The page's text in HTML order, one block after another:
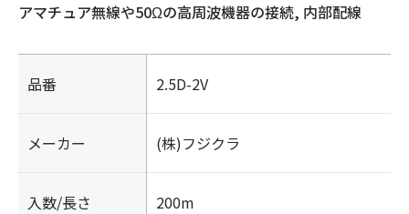
アマチュア無線や50Ωの高周波機器の接続, 内部配線
品番 2.5D-2V
メーカー (株)フジクラ
入数/長さ 200m